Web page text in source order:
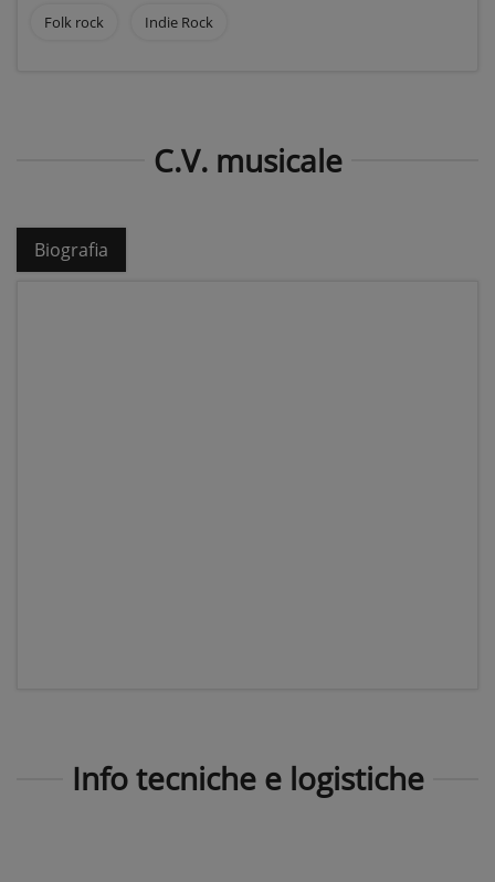
Folk rock Indie Rock
C.V. musicale
Biografia
Info tecniche e logistiche